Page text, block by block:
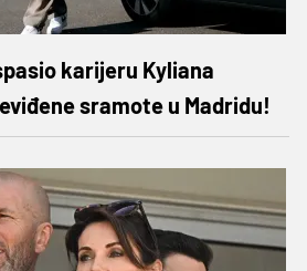
karijeru Kyliana
sramote u Madridu!